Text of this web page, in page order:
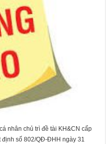
nhân
chủ
trì
đề
tài
KH&CN
học
Huế
năm
2018
nhân chủ trì đề tài KH&CN cấp
số 802/QĐ-ĐHH ngày 31